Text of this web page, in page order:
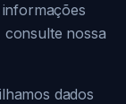
nossa
dados